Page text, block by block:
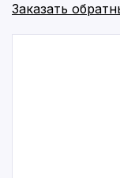
Заказать